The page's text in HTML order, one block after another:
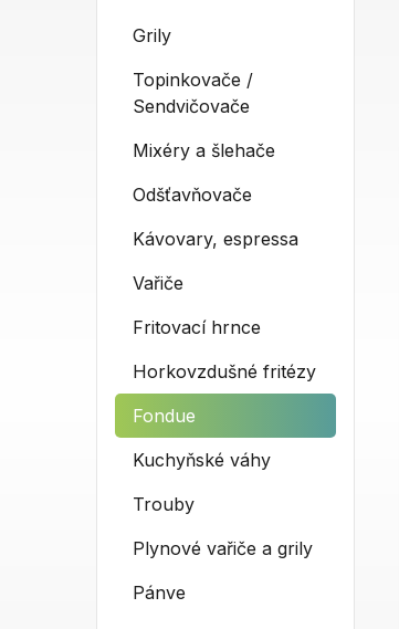
Grily
Topinkovače /
Sendvičovače
Mixéry a šlehače
Odšťavňovače
Kávovary, espressa
Vařiče
Fritovací hrnce
Horkovzdušné fritézy
Fondue
Kuchyňské váhy
Trouby
Plynové vařiče a grily
Pánve